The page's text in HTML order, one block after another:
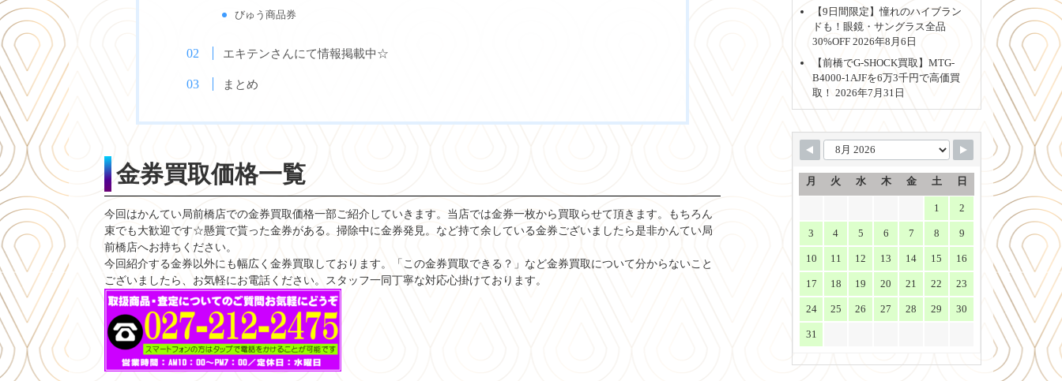
【9日間限定】憧れのハイブラン
ドも！眼鏡・サングラス全品
30%OFF 2026年8月6日
【前橋でG-SHOCK買取】MTG-
B4000-1AJFを6万3千円で高価買
取！ 2026年7月31日
月 火 水 木 金 土 日
1 2
3 4 5 6 7 8 9
10 11 12 13 14 15 16
17 18 19 20 21 22 23
24 25 26 27 28 29 30
31
びゅう商品券
エキテンさんにて情報掲載中☆
まとめ
金券買取価格一覧
今回はかんてい局前橋店での金券買取価格一部ご紹介していきます。当店では金券一枚から買取らせて頂きます。もちろん
束でも大歓迎です☆懸賞で貰った金券がある。掃除中に金券発見。など持て余している金券ございましたら是非かんてい局
前橋店へお持ちください。
今回紹介する金券以外にも幅広く金券買取しております。「この金券買取できる？」など金券買取について分からないこと
ございましたら、お気軽にお電話ください。スタッフ一同丁寧な対応心掛けております。